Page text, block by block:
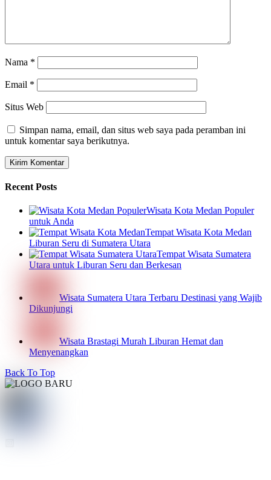
Nama *
Email *
Situs Web
Simpan nama, email, dan situs web saya pada peramban ini
untuk komentar saya berikutnya.
Recent Posts
Wisata Kota Medan Populer
untuk Anda
Tempat Wisata Kota Medan
Liburan Seru di Sumatera Utara
Tempat Wisata Sumatera
Utara untuk Liburan Seru dan Berkesan
Wisata Sumatera Utara Terbaru Destinasi yang Wajib
Dikunjungi
Wisata Brastagi Murah Liburan Hemat dan
Menyenangkan
Back To Top